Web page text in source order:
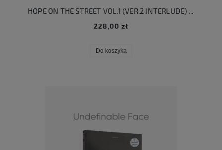
HOPE ON THE STREET VOL.1 (VER.2 INTERLUDE) (Weverse US Exclusive)
228,00 zł
Do koszyka